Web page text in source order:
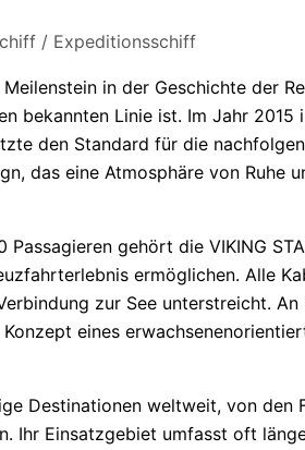
/ Expeditionsschiff
Meilenstein in der Geschichte der
bekannten Linie ist. Im Jahr
den Standard für die
das eine Atmosphäre von Ruhe
gehört die VIKING
ermöglichen. Alle
zur See unterstreicht.
eines
Destinationen weltweit, von
Ihr Einsatzgebiet umfasst oft